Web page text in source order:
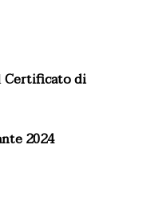
Certificato di
2024